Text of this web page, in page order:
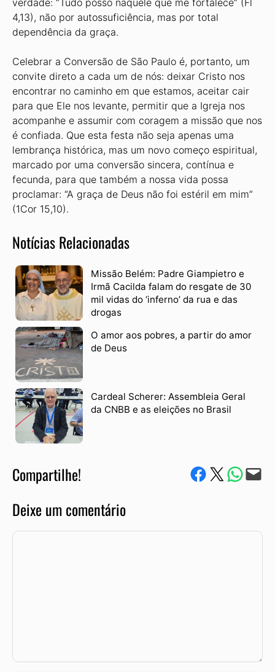
verdade: “Tudo posso naquele que me fortalece” (Fl
4,13), não por autossuficiência, mas por total
dependência da graça.
Celebrar a Conversão de São Paulo é, portanto, um
convite direto a cada um de nós: deixar Cristo nos
encontrar no caminho em que estamos, aceitar cair
para que Ele nos levante, permitir que a Igreja nos
acompanhe e assumir com coragem a missão que nos
é confiada. Que esta festa não seja apenas uma
lembrança histórica, mas um novo começo espiritual,
marcado por uma conversão sincera, contínua e
fecunda, para que também a nossa vida possa
proclamar: “A graça de Deus não foi estéril em mim”
(1Cor 15,10).
Notícias Relacionadas
Missão Belém: Padre Giampietro e
Irmã Cacilda falam do resgate de 30
mil vidas do ‘inferno’ da rua e das
drogas
O amor aos pobres, a partir do amor
de Deus
Cardeal Scherer: Assembleia Geral
da CNBB e as eleições no Brasil
Compartilhe! Compartilhe no Facebook
Compartilhe no Twitter
Compartile via
Envie via e-mail
Deixe um comentário
Comentário